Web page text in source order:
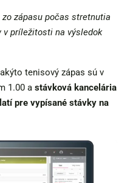
zápasu počas stretnutia
v príležitosti na výsledok
tenisový zápas sú v
1.00 a stávková kancelária
pre vypísané stávky na